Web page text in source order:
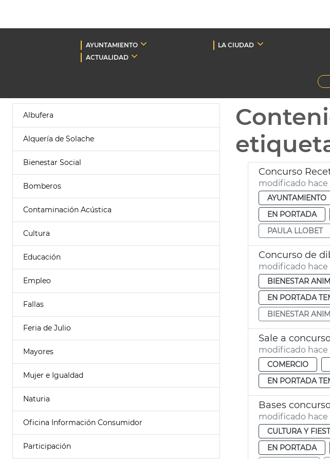
AYUNTAMIENTO LA CIUDAD
ACTUALIDAD
Albufera
Alquería de Solache
Bienestar Social
Bomberos
Contaminación Acústica
Cultura
Educación
Empleo
Fallas
Feria de Julio
Mayores
Mujer e Igualdad
Naturia
Oficina Información Consumidor
Participación
Concurso
modificado hace
AYUNTAMIENTO
EN PORTADA
PAULA LLOBET
Concurso de
modificado hace
BIENESTAR
EN PORTADA
BIENESTAR
Sale a
modificado hace
COMERCIO
EN PORTADA
Bases
modificado hace
CULTURA Y
EN PORTADA